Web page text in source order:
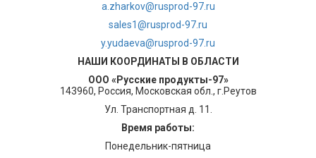
a.zharkov@rusprod-97.ru
sales1@rusprod-97.ru
y.yudaeva@rusprod-97.ru
НАШИ КООРДИНАТЫ В ОБЛАСТИ
ООО «Русские продукты-97»
143960, Россия, Московская обл., г.Реутов
Ул. Транспортная д. 11.
Время работы:
Понедельник-пятница